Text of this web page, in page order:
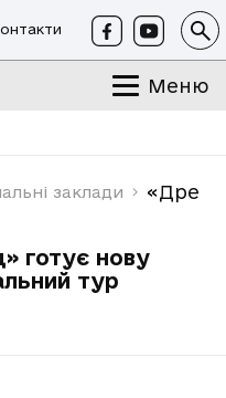
Меню
заклади
готує нову
тур